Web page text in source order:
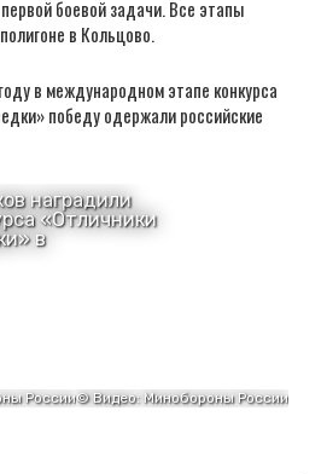
боевой задачи. Все этапы
в Кольцово.
в международном этапе конкурса
победу одержали российские